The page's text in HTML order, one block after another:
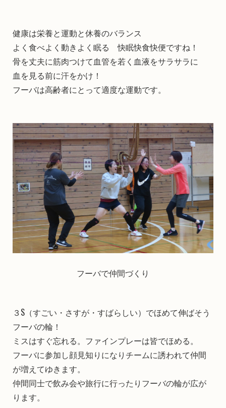
健康は栄養と運動と休養のバランス
よく食べよく動きよく眠る 快眠快食快便ですね！
骨を丈夫に筋肉つけて血管を若く血液をサラサラに
血を見る前に汗をかけ！
フーバは高齢者にとって適度な運動です。
フーバで仲間づくり
３S（すごい・さすが・すばらしい）でほめて伸ばそう
フーバの輪！
ミスはすぐ忘れる。ファインプレーは皆でほめる。
フーバに参加し顔見知りになりチームに誘われて仲間
が増えてゆきます。
仲間同士で飲み会や旅行に行ったりフーバの輪が広が
ります。